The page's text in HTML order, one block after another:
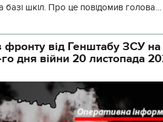
базі шкіл. Про це повідомив голова
фронту від Генштабу ЗСУ на
дня війни 20 листопада